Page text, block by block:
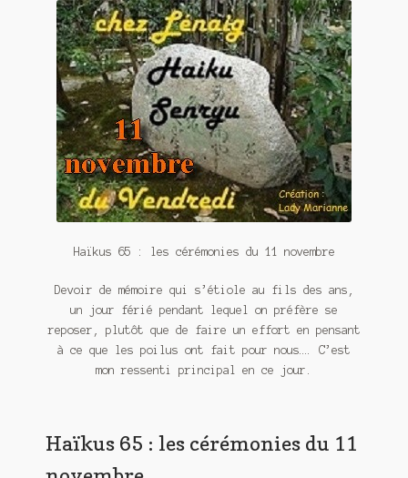
De(s)tracteur réduit au silence
Enlèvement rêvé
Entre père et fils
Il fallait me laisser mourir
La clé du bonheur
Les boules du Père Noël
Liste de tous mes romans
Marre des adultes
Meurtre sous couverture
Haïkus 65 : les cérémonies du 11 novembre
Devoir de mémoire qui s’étiole au fils des ans,
un jour férié pendant lequel on préfère se
reposer, plutôt que de faire un effort en pensant
à ce que les poilus ont fait pour nous…. C’est
mon ressenti principal en ce jour.
Haïkus 65 : les cérémonies du 11